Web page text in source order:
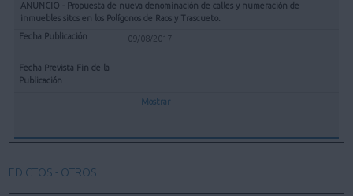
ANUNCIO - Propuesta de nueva denominación de calles y numeración de
inmuebles sitos en los Polígonos de Raos y Trascueto.
09/08/2017
Mostrar
EDICTOS - OTROS